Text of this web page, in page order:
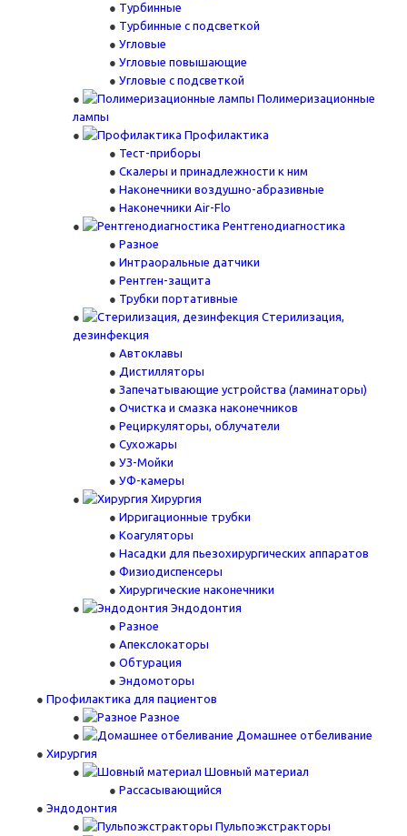
Турбинные
Турбинные с подсветкой
Угловые
Угловые повышающие
Угловые с подсветкой
Полимеризационные
лампы
Профилактика
Тест-приборы
Скалеры и принадлежности к ним
Наконечники воздушно-абразивные
Наконечники Air-Flo
Рентгенодиагностика
Разное
Интраоральные датчики
Рентген-защита
Трубки портативные
Стерилизация,
дезинфекция
Автоклавы
Дистилляторы
Запечатывающие устройства (ламинаторы)
Очистка и смазка наконечников
Рециркуляторы, облучатели
Сухожары
УЗ-Мойки
УФ-камеры
Хирургия
Ирригационные трубки
Коагуляторы
Насадки для пьезохирургических аппаратов
Физиодиспенсеры
Хирургические наконечники
Эндодонтия
Разное
Апекслокаторы
Обтурация
Эндомоторы
Профилактика для пациентов
Разное
Домашнее отбеливание
Хирургия
Шовный материал
Рассасывающийся
Эндодонтия
Пульпоэкстракторы